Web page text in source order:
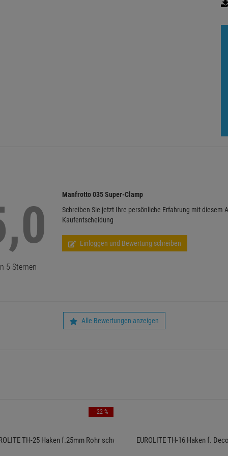
5 Sternen
Manfrotto 035 Super-Clamp
Schreiben Sie jetzt Ihre persönliche Erfahrung mit diesem
Kaufentscheidung
Einloggen und Bewertung schreiben
Alle Bewertungen anzeigen
TH-25 Haken f.25mm Rohr schwarz
- 22 %
EUROLITE TH-16 Haken f.